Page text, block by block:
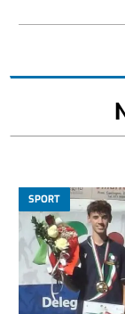
SPORT